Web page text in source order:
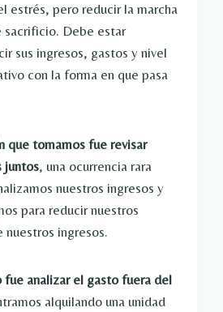
estrés, pero reducir la marcha
sacrificio. Debe estar
sus ingresos, gastos y nivel
con la forma en que pasa
que tomamos fue revisar
juntos, una ocurrencia rara
nuestros ingresos y
para reducir nuestros
nuestros ingresos.
fue analizar el gasto fuera del
alquilando una unidad